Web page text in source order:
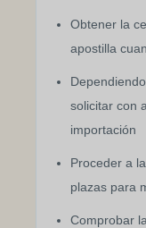
Obtener la
apostilla
solicitar con
importación
Proceder a
plazas para
Comprobar